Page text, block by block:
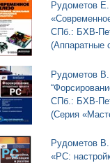
Рудометов
СПб.: БХВ-
(Аппаратные
Рудометов
СПб.: БХВ-
(Серия
Рудометов
«PC: